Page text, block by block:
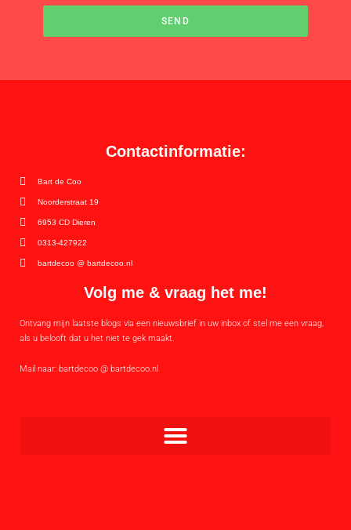
SEND
Volg me & vraag het me!
Ontvang mijn laatste blogs via een nieuwsbrief in uw inbox of stel me een vraag,
als u belooft dat u het niet te gek maakt.
Mail naar: bartdecoo @ bartdecoo.nl
Contactinformatie:
Bart de Coo
Noorderstraat 19
6953 CD Dieren
0313-427922
bartdecoo @ bartdecoo.nl